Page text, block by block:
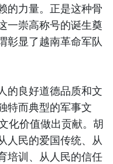
的力量。正是这种骨
一崇高称号的诞生奠
彰显了越南革命军队
的良好道德品质和文
特而典型的军事文
化价值做出贡献。胡
人民的爱国传统、从
培训、从人民的信任